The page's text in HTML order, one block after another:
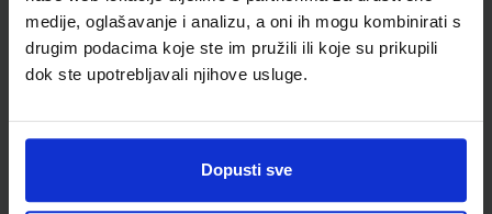
medije, oglašavanje i analizu, a oni ih mogu kombinirati s
drugim podacima koje ste im pružili ili koje su prikupili
dok ste upotrebljavali njihove usluge.
Dopusti sve
SKU:567300 CIJENA:11,08 €
ŠIFRA OMOTA: 500160
MOJA ZEMLJA 2; radna bilježnica iz geografije za šesti razred
osnovne škole